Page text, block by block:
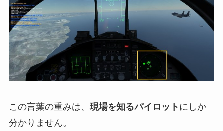
この言葉の重みは、 現場を知るパイロット にしか
分かりません。